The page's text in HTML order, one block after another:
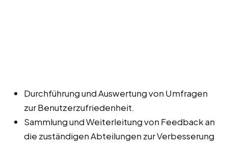
Durchführung und Auswertung von Umfragen
zur Benutzerzufriedenheit.
Sammlung und Weiterleitung von Feedback an
die zuständigen Abteilungen zur Verbesserung